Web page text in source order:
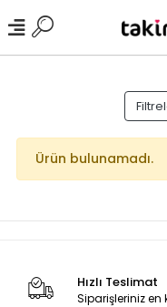
Ürün bulunamadı.
Hızlı Teslimat
Siparişleriniz en